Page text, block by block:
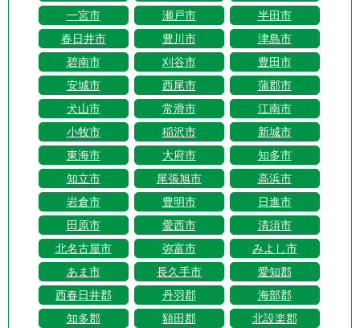
一宮市
瀬戸市
半田市
春日井市
豊川市
津島市
碧南市
刈谷市
豊田市
安城市
西尾市
蒲郡市
犬山市
常滑市
江南市
小牧市
稲沢市
新城市
東海市
大府市
知多市
知立市
尾張旭市
高浜市
岩倉市
豊明市
日進市
田原市
愛西市
清須市
北名古屋市
弥富市
みよし市
あま市
長久手市
愛知郡
西春日井郡
丹羽郡
海部郡
知多郡
額田郡 北設楽郡